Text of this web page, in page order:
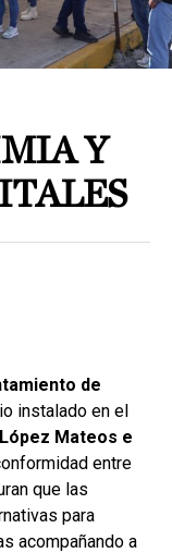
Y
de
instalado en el
Mateos e
entre
que las
para
acompañando a